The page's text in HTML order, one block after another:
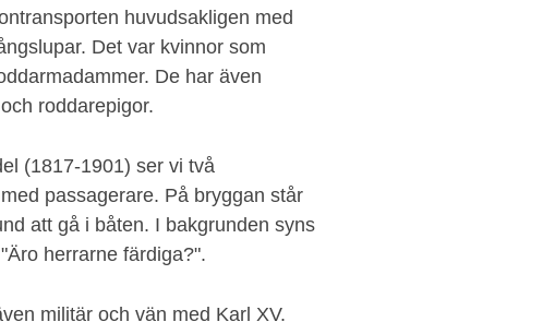
huvudsakligen med
Det var kvinnor som
De har även
roddarepigor.
(1817-1901) ser vi två
passagerare. På bryggan står
att gå i båten. I bakgrunden syns
herrarne färdiga?".
militär och vän med Karl XV.